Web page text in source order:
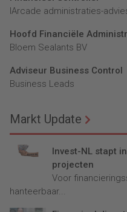
lArcade administraties-
Hoofd Financiële
Bloem Sealants BV
Adviseur Business Control
Business Leads
Markt Update
Invest-NL stapt
projecten
Voor
hanteerbaar...